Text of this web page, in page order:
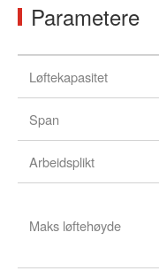
Parametere
Løftekapasitet
Span
Arbeidsplikt
Maks løftehøyde